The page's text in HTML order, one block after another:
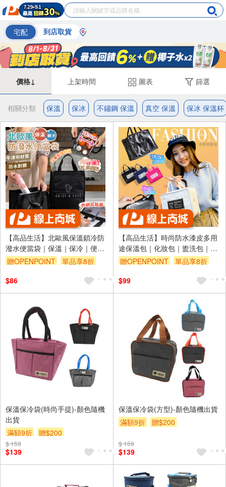
宅配 到店取貨
價格↓ 上架時間 圖表 篩選
相關分類 保溫 保冰 不鏽鋼 保溫 真空 保溫 保冰 保溫杯
【高品生活】北歐風保溫鎖冷防
潑水便當袋｜保溫｜保冷｜便當
袋｜便當袋｜野餐袋｜保冷袋｜
贈OPENPOINT
單品享8折
$86
【高品生活】時尚防水漆皮多用
途保溫包｜化妝包｜盥洗包｜野
餐包｜保溫袋｜便當袋｜保冷｜
贈OPENPOINT
單品享8折
$99
保溫保冷袋(時尚手提)-顏色隨機
出貨
滿額9折
贈$200
$ 159
$139
保溫保冷袋(方型)-顏色隨機出貨
滿額9折
贈$200
$ 159
$139